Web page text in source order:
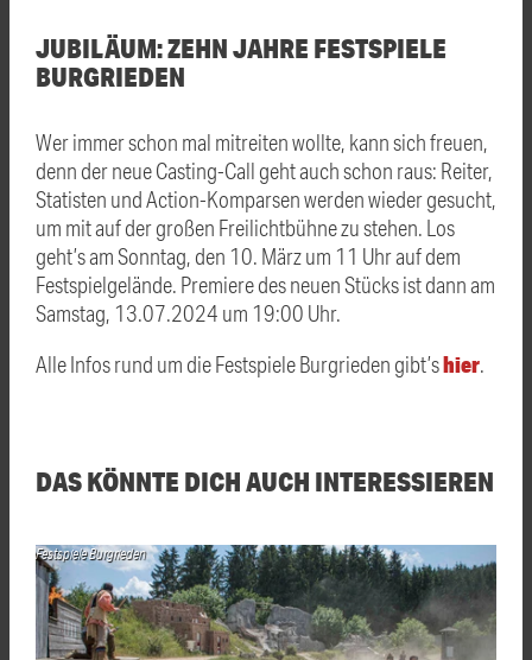
JUBILÄUM: ZEHN JAHRE FESTSPIELE
BURGRIEDEN
Wer immer schon mal mitreiten wollte, kann sich freuen,
denn der neue Casting-Call geht auch schon raus: Reiter,
Statisten und Action-Komparsen werden wieder gesucht,
um mit auf der großen Freilichtbühne zu stehen. Los
geht’s am Sonntag, den 10. März um 11 Uhr auf dem
Festspielgelände. Premiere des neuen Stücks ist dann am
Samstag, 13.07.2024 um 19:00 Uhr.
Alle Infos rund um die Festspiele Burgrieden gibt’shier.
DAS KÖNNTE DICH AUCH INTERESSIEREN
Festspiele Burgrieden